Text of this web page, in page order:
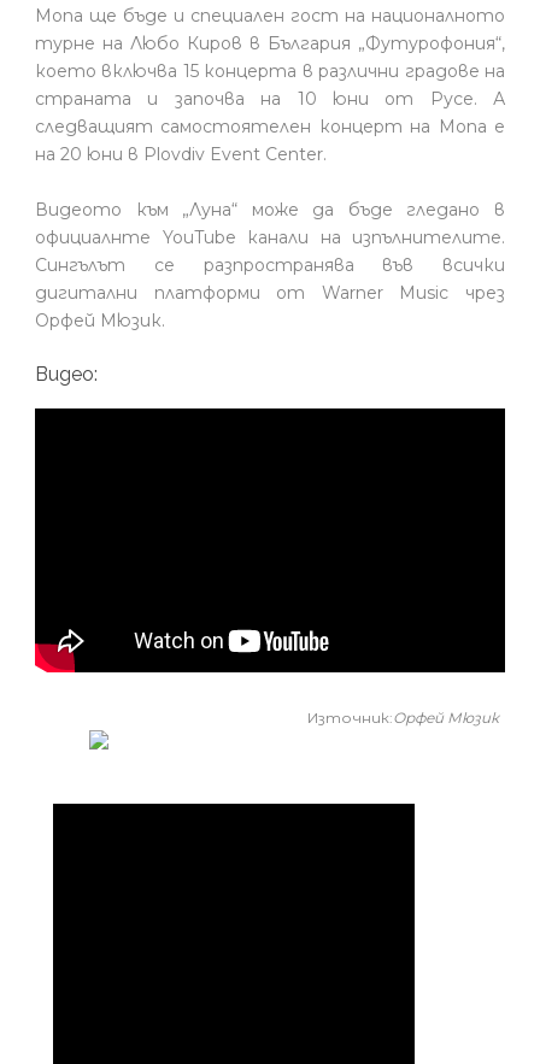
Mona ще бъде и специален гост на националното
турне на Любо Киров в България „Футурофония“,
което включва 15 концерта в различни градове на
страната и започва на 10 юни от Русе. А
следващият самостоятелен концерт на Mona е
на 20 юни в Plovdiv Event Center.
Видеото към „Луна“ може да бъде гледано в
официалнте YouTube канали на изпълнителите.
Сингълът се разпространява във всички
дигитални платформи от Warner Music чрез
Орфей Мюзик.
Видео:
Източник:Орфей Мюзик